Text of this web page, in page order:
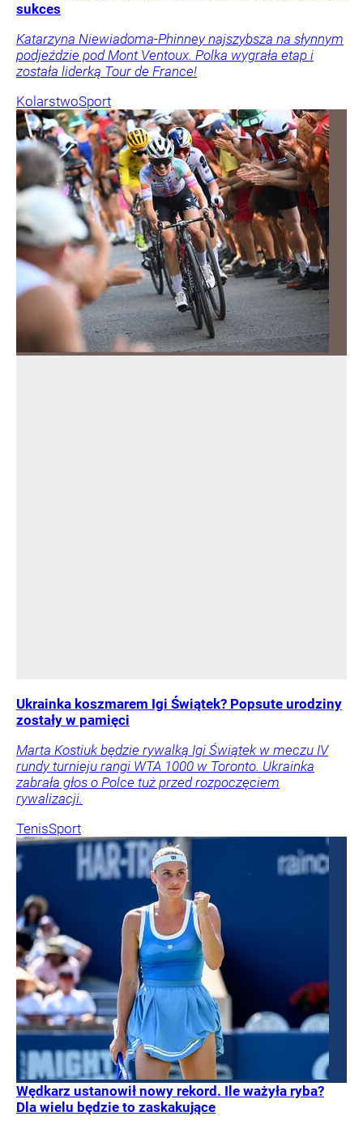
sukces
Katarzyna Niewiadoma-Phinney najszybsza na słynnym
podjeździe pod Mont Ventoux. Polka wygrała etap i
została liderką Tour de France!
KolarstwoSport
Ukrainka koszmarem Igi Świątek? Popsute urodziny
zostały w pamięci
Marta Kostiuk będzie rywalką Igi Świątek w meczu IV
rundy turnieju rangi WTA 1000 w Toronto. Ukrainka
zabrała głos o Polce tuż przed rozpoczęciem
rywalizacji.
TenisSport
Wędkarz ustanowił nowy rekord. Ile ważyła ryba?
Dla wielu będzie to zaskakujące